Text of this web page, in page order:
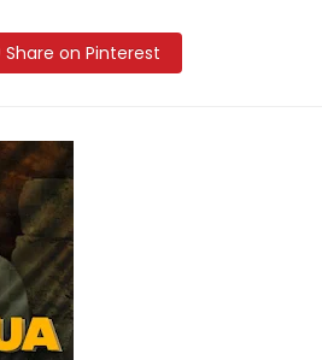
Share on Pinterest